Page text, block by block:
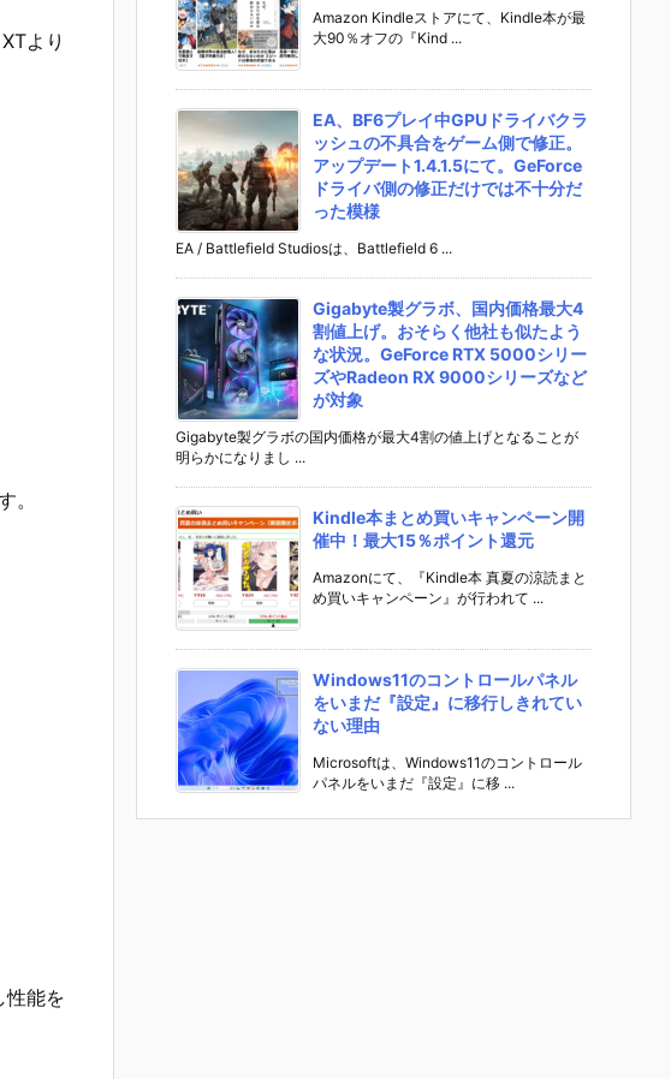
より
。
性能を
Amazon Kindleストアにて、Kindle本が最
大90％オフの『Kind ...
EA、BF6プレイ中GPUドライバクラ
ッシュの不具合をゲーム側で修正。
アップデート1.4.1.5にて。GeForce
ドライバ側の修正だけでは不十分だ
った模様
EA / Battlefield Studiosは、Battlefield 6 ...
Gigabyte製グラボ、国内価格最大4
割値上げ。おそらく他社も似たよう
な状況。GeForce RTX 5000シリー
ズやRadeon RX 9000シリーズなど
が対象
Gigabyte製グラボの国内価格が最大4割の値上げとなることが
明らかになりまし ...
Kindle本まとめ買いキャンペーン開
催中！最大15％ポイント還元
Amazonにて、『Kindle本 真夏の涼読まと
め買いキャンペーン』が行われて ...
Windows11のコントロールパネル
をいまだ『設定』に移行しきれてい
ない理由
Microsoftは、Windows11のコントロール
パネルをいまだ『設定』に移 ...